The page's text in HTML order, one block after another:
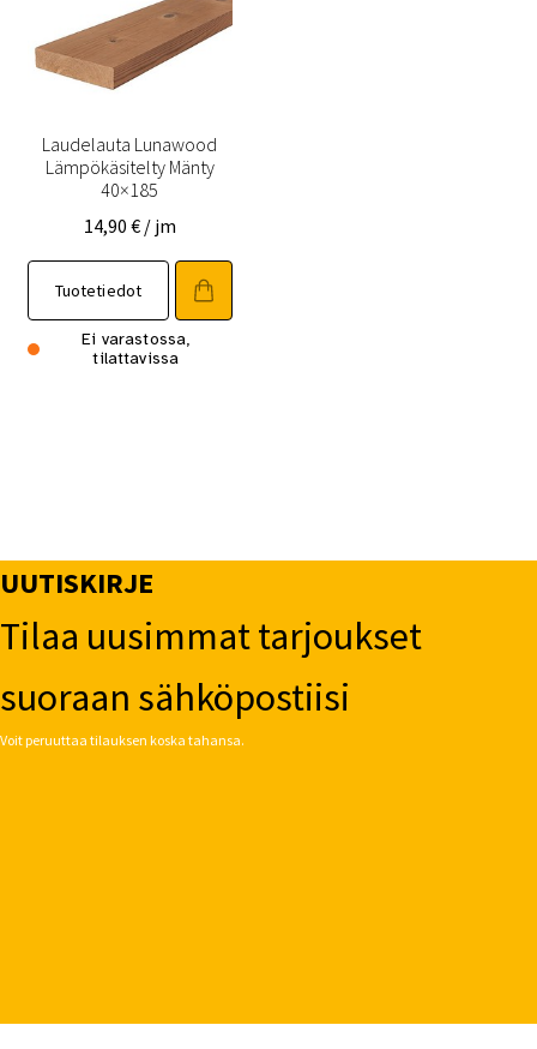
tuotteen
sivulla.
valinnat
Laudelauta Lunawood
Lämpökäsitelty Mänty
40×185
14,90 € / jm
Tuotetiedot
Ei varastossa,
tilattavissa
UUTISKIRJE
Tilaa uusimmat tarjoukset
suoraan sähköpostiisi
Voit peruuttaa tilauksen koska tahansa.